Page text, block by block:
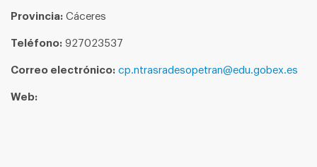
Provincia: Cáceres
Teléfono: 927023537
Correo electrónico: cp.ntrasradesopetran@edu.gobex.es
Web: